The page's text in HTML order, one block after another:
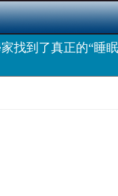
找到了真正的“睡